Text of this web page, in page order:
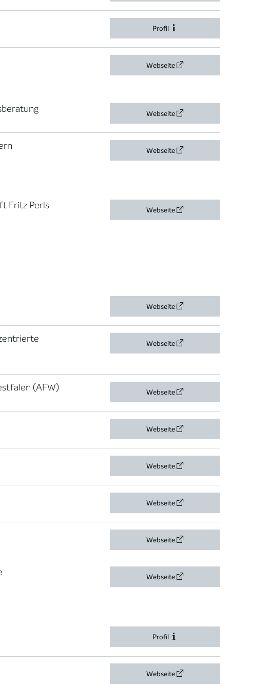
Profil
Webseite
Webseite
Webseite
Fritz Perls
Webseite
Webseite
Webseite
(AFW) Webseite
Webseite
Webseite
Webseite
Webseite
Webseite
Profil
Webseite